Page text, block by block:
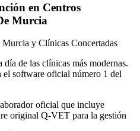
en Centros
Murcia
y Clínicas Concertadas
de las clínicas más modernas.
software oficial número 1 del
oficial que incluye
original Q-VET para la gestión